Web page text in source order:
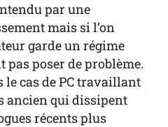
par une
mais si l’on
garde un régime
poser de problème.
le cas de PC travaillant
ancien qui dissipent
récents plus